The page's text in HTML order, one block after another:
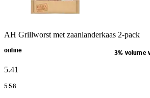
AH Grillworst met zaanlanderkaas 2-pack
online 3% volume
5.41
5.58